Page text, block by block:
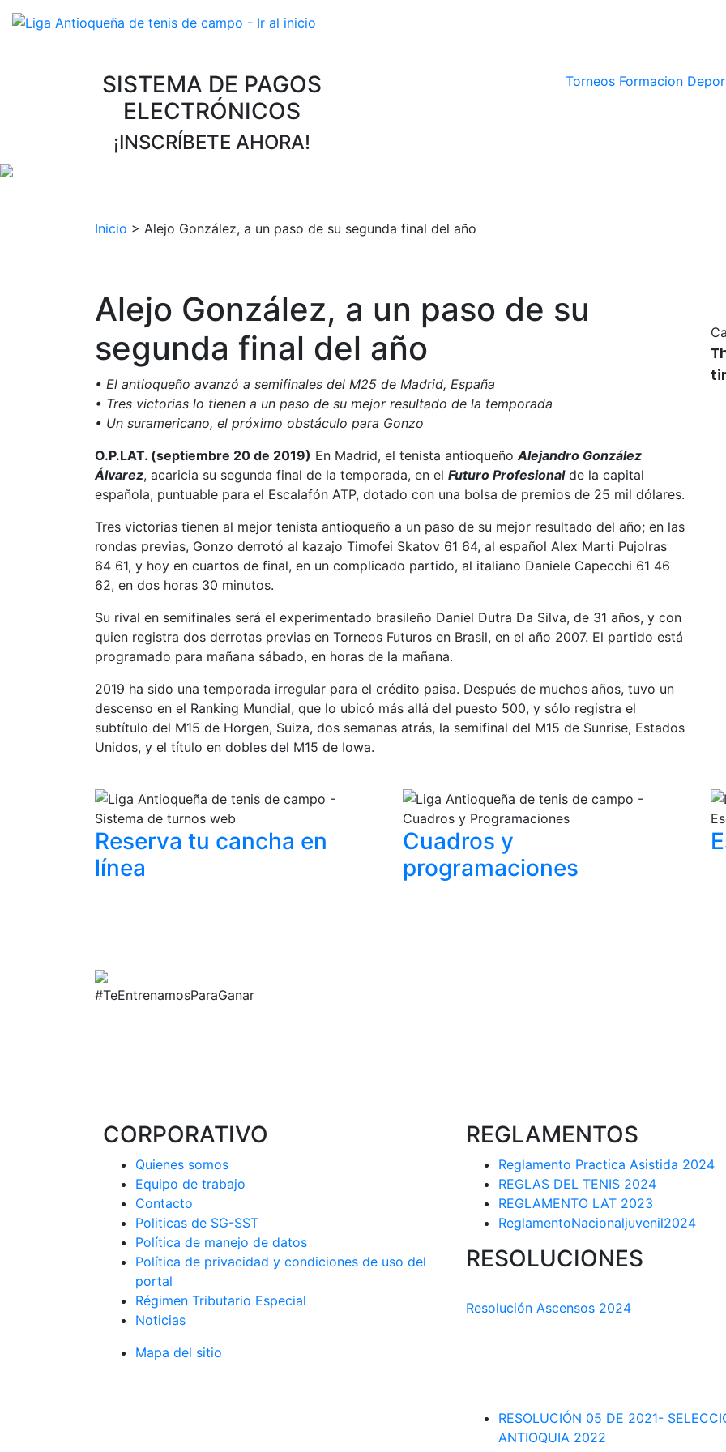
SISTEMA DE PAGOS
ELECTRÓNICOS
¡INSCRÍBETE AHORA!
Torneos Formacion
Inicio > Alejo González, a un paso de su segunda final del año
Alejo González, a un paso de su
segunda final del año
• El antioqueño avanzó a semifinales del M25 de Madrid, España
• Tres victorias lo tienen a un paso de su mejor resultado de la temporada
• Un suramericano, el próximo obstáculo para Gonzo
O.P.LAT. (septiembre 20 de 2019) En Madrid, el tenista antioqueño Alejandro González
Álvarez, acaricia su segunda final de la temporada, en el Futuro Profesionalde la capital
española, puntuable para el Escalafón ATP, dotado con una bolsa de premios de 25 mil dólares.
Tres victorias tienen al mejor tenista antioqueño a un paso de su mejor resultado del año; en las
rondas previas, Gonzo derrotó al kazajo Timofei Skatov 61 64, al español Alex Marti Pujolras
64 61, y hoy en cuartos de final, en un complicado partido, al italiano Daniele Capecchi 61 46
62, en dos horas 30 minutos.
Su rival en semifinales será el experimentado brasileño Daniel Dutra Da Silva, de 31 años, y con
quien registra dos derrotas previas en Torneos Futuros en Brasil, en el año 2007. El partido está
programado para mañana sábado, en horas de la mañana.
2019 ha sido una temporada irregular para el crédito paisa. Después de muchos años, tuvo un
descenso en el Ranking Mundial, que lo ubicó más allá del puesto 500, y sólo registra el
subtítulo del M15 de Horgen, Suiza, dos semanas atrás, la semifinal del M15 de Sunrise, Estados
Unidos, y el título en dobles del M15 de Iowa.
Reserva tu cancha en
línea
Cuadros y
programaciones
#TeEntrenamosParaGanar
CORPORATIVO
Quienes somos
Equipo de trabajo
Contacto
Politicas de SG-SST
Política de manejo de datos
Política de privacidad y condiciones de uso del
portal
Régimen Tributario Especial
Noticias
Mapa del sitio
REGLAMENTOS
Reglamento Practica Asistida 2024
REGLAS DEL TENIS 2024
REGLAMENTO LAT 2023
ReglamentoNacionaljuvenil2024
RESOLUCIONES
Resolución Ascensos 2024
RESOLUCIÓN 05 DE 2021-
ANTIOQUIA 2022